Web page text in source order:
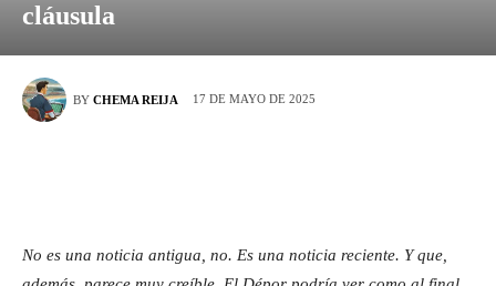
cláusula
BY CHEMA REIJA 17 DE MAYO DE 2025
No es una noticia antigua, no. Es una noticia reciente. Y que,